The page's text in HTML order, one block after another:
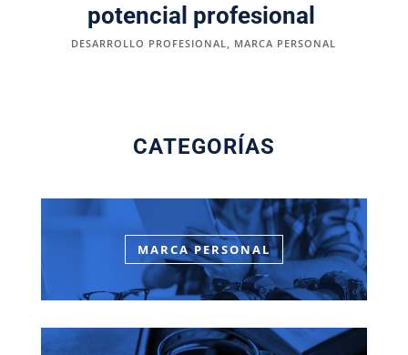
potencial profesional
DESARROLLO PROFESIONAL MARCA PERSONAL
CATEGORÍAS
MARCA PERSONAL